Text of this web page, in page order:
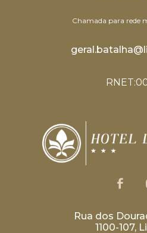
Chamada para rede
Rua dos
1100-107,